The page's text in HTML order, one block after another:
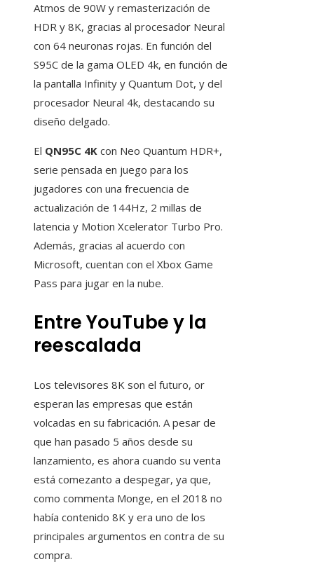
Atmos de 90W y remasterización de
HDR y 8K, gracias al procesador Neural
con 64 neuronas rojas. En función del
S95C de la gama OLED 4k, en función de
la pantalla Infinity y Quantum Dot, y del
procesador Neural 4k, destacando su
diseño delgado.
El QN95C 4K con Neo Quantum HDR+,
serie pensada en juego para los
jugadores con una frecuencia de
actualización de 144Hz, 2 millas de
latencia y Motion Xcelerator Turbo Pro.
Además, gracias al acuerdo con
Microsoft, cuentan con el Xbox Game
Pass para jugar en la nube.
Entre YouTube y la
reescalada
Los televisores 8K son el futuro, or
esperan las empresas que están
volcadas en su fabricación. A pesar de
que han pasado 5 años desde su
lanzamiento, es ahora cuando su venta
está comezanto a despegar, ya que,
como commenta Monge, en el 2018 no
había contenido 8K y era uno de los
principales argumentos en contra de su
compra.